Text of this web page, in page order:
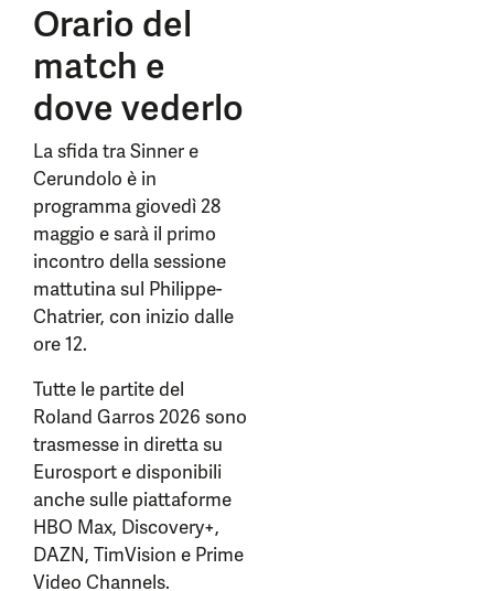
Orario del
match e
dove vederlo
La sfida tra Sinner e
Cerundolo è in
programma giovedì 28
maggio e sarà il primo
incontro della sessione
mattutina sul Philippe-
Chatrier, con inizio dalle
ore 12.
Tutte le partite del
Roland Garros 2026 sono
trasmesse in diretta su
Eurosport e disponibili
anche sulle piattaforme
HBO Max, Discovery+,
DAZN, TimVision e Prime
Video Channels.